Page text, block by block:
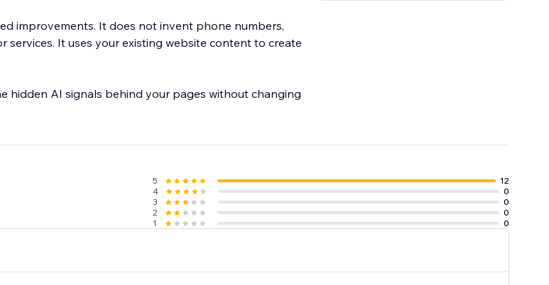
improvements. It does not invent phone numbers,
services. It uses your existing website content to create
hidden AI signals behind your pages without changing
5
12
4
0
3
0
2
0
1
0